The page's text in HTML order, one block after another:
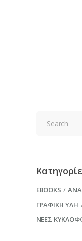
EBOOKS
ΓΡΑΦΙΚΉ ΎΛΗ
ΝΈΕΣ